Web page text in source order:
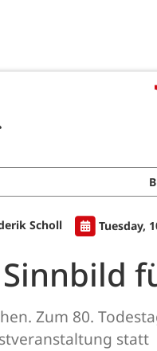
Scholl Tuesday,
Sinnbild
Zum 80.
statt